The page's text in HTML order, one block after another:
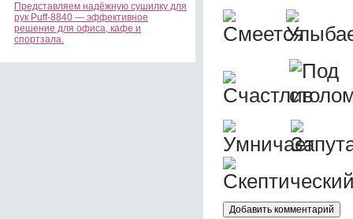
Представляем надёжную сушилку для
рук Puff-8840 — эффективное
решение для офиса, кафе и
спортзала.